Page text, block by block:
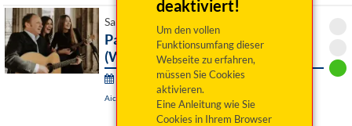
deaktiviert!
Um den vollen
Funktionsumfang dieser
Webseite zu erfahren,
müssen Sie Cookies
aktivieren.
Eine Anleitung wie Sie
Cookies in Ihrem Browser
Sa 05. Dezember 2026 19:30 Uhr
Paargold: Gitarre - Gesang -
(Weihnachts)Gefühl
Aichacher Konzerte:
Aichach, Grundschule Nord